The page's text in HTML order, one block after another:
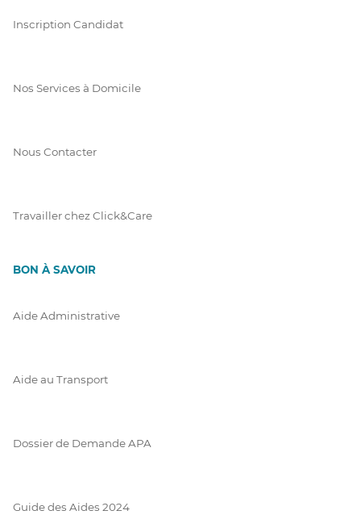
Inscription Candidat
Nos Services à Domicile
Nous Contacter
Travailler chez Click&Care
BON À SAVOIR
Aide Administrative
Aide au Transport
Dossier de Demande APA
Guide des Aides 2024